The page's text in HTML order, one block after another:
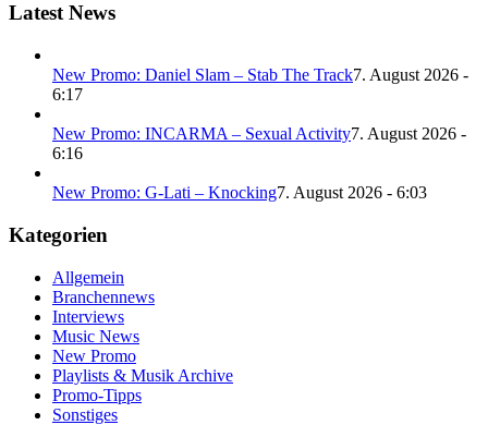
Latest News
New Promo: Daniel Slam – Stab The Track7. August 2026 -
6:17
New Promo: INCARMA – Sexual Activity7. August 2026 -
6:16
New Promo: G-Lati – Knocking7. August 2026 - 6:03
Kategorien
Allgemein
Branchennews
Interviews
Music News
New Promo
Playlists & Musik Archive
Promo-Tipps
Sonstiges